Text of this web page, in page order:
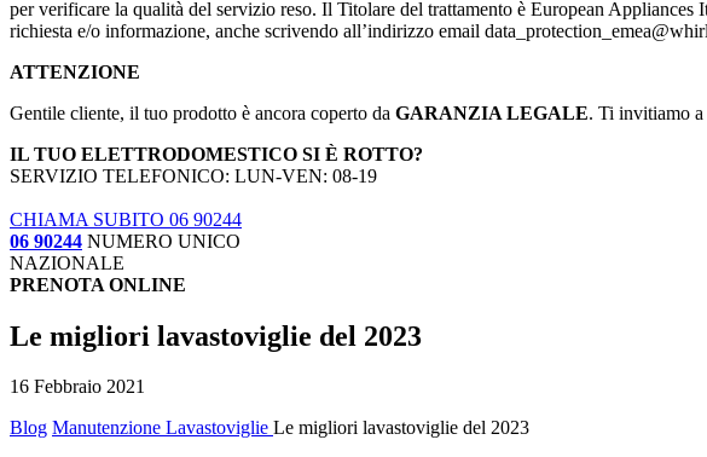
per verificare la qualità del servizio reso. Il Titolare del trattamento è European
richiesta e/o informazione, anche scrivendo all’indirizzo email
ATTENZIONE
Gentile cliente, il tuo prodotto è ancora coperto da GARANZIA LEGALE. Ti invitiamo a
IL TUO ELETTRODOMESTICO SI È ROTTO?
SERVIZIO TELEFONICO: LUN-VEN: 08-19
CHIAMA SUBITO 06 90244
06 90244 NUMERO UNICO
NAZIONALE
PRENOTA ONLINE
Le migliori lavastoviglie del 2023
16 Febbraio 2021
Blog Manutenzione Lavastoviglie Le migliori lavastoviglie del 2023